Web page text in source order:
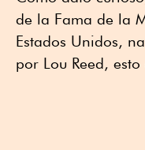
de la Fama de la
Estados Unidos,
por Lou Reed,